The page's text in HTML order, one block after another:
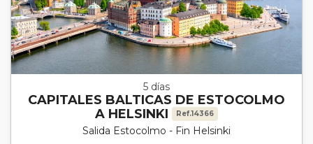
5 días
CAPITALES BALTICAS DE ESTOCOLMO
A HELSINKI
Ref.14366
Salida Estocolmo - Fin Helsinki